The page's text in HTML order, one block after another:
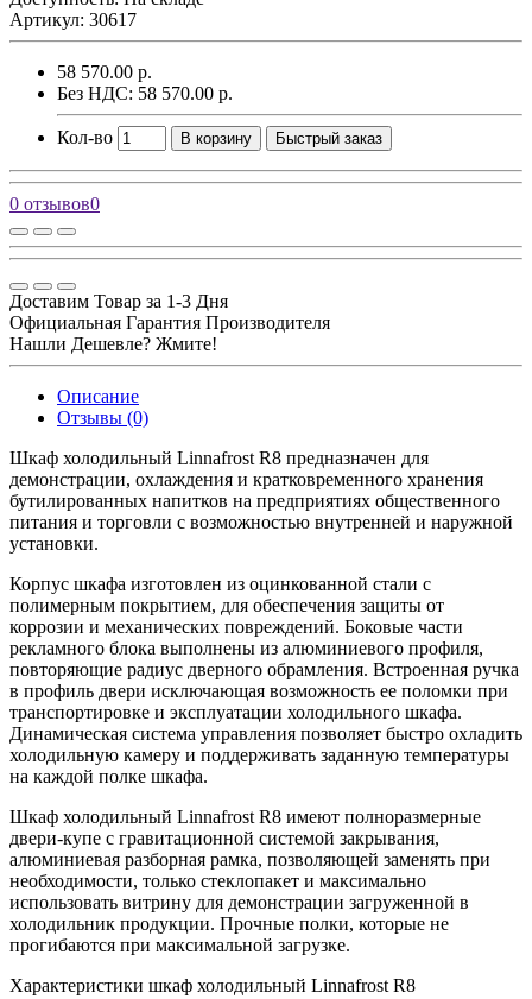
Артикул: 30617
58 570.00 р.
Без НДС: 58 570.00 р.
Кол-во В корзину Быстрый заказ
0 отзывов0
Доставим Товар за 1-3 Дня
Официальная Гарантия Производителя
Нашли Дешевле? Жмите!
Описание
Отзывы (0)
Шкаф холодильный Linnafrost R8 предназначен для
демонстрации, охлаждения и кратковременного хранения
бутилированных напитков на предприятиях общественного
питания и торговли с возможностью внутренней и наружной
установки.
Корпус шкафа изготовлен из оцинкованной стали с
полимерным покрытием, для обеспечения защиты от
коррозии и механических повреждений. Боковые части
рекламного блока выполнены из алюминиевого профиля,
повторяющие радиус дверного обрамления. Встроенная ручка
в профиль двери исключающая возможность ее поломки при
транспортировке и эксплуатации холодильного шкафа.
Динамическая система управления позволяет быстро охладить
холодильную камеру и поддерживать заданную температуры
на каждой полке шкафа.
Шкаф холодильный Linnafrost R8 имеют полноразмерные
двери-купе с гравитационной системой закрывания,
алюминиевая разборная рамка, позволяющей заменять при
необходимости, только стеклопакет и максимально
использовать витрину для демонстрации загруженной в
холодильник продукции. Прочные полки, которые не
прогибаются при максимальной загрузке.
Характеристики шкаф холодильный Linnafrost R8